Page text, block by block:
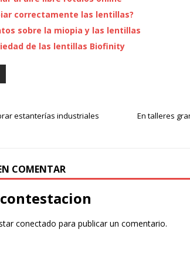
correctamente las lentillas?
sobre la miopia y las lentillas
de las lentillas Biofinity
estanterías industriales
En talleres
COMENTAR
conectado para publicar un comentario.